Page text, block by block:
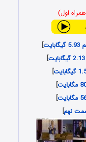
اول)
]
]
]
]
]
نهم]